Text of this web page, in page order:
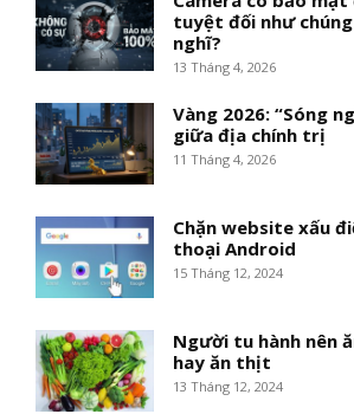
tuyệt đối như
nghĩ?
13 Tháng 4, 2026
Vàng 2026: “Sóng
giữa địa chính trị
11 Tháng 4, 2026
Chặn website xấu
thoại Android
15 Tháng 12, 2024
Người tu hành nên
hay ăn thịt
13 Tháng 12, 2024